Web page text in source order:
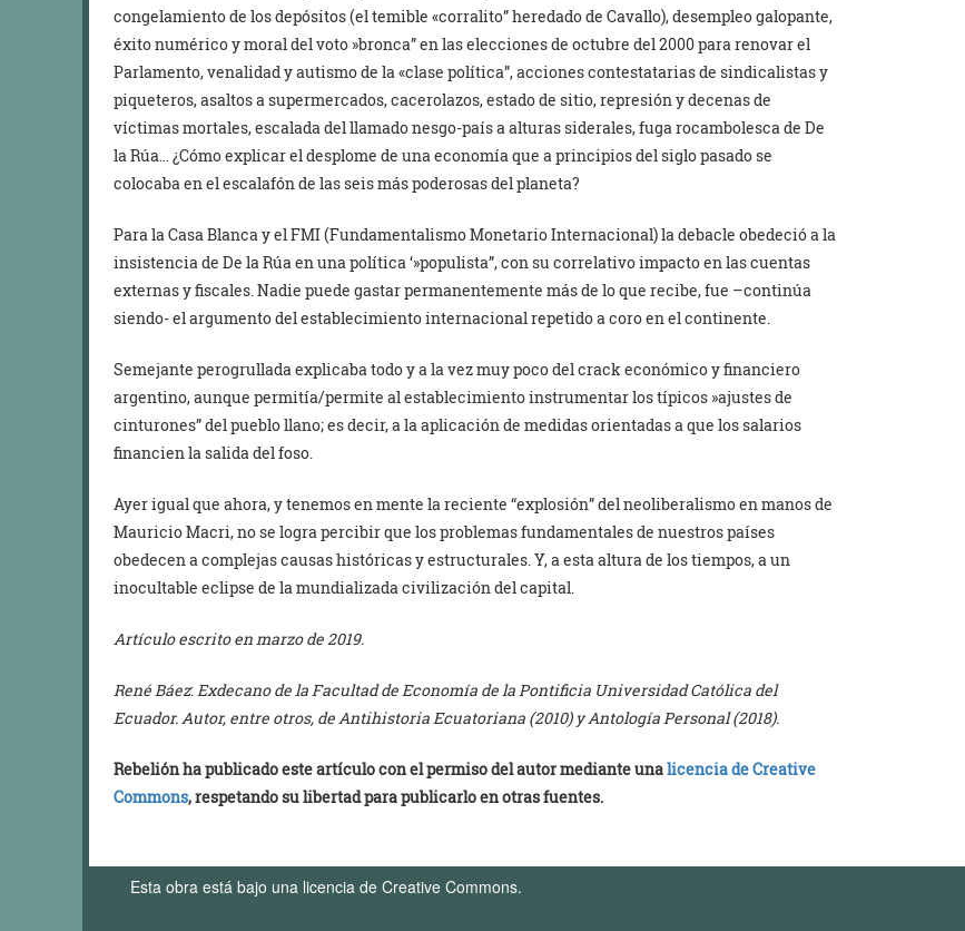
congelamiento de los depósitos (el temible «corralito” heredado de Cavallo), desempleo galopante,
éxito numérico y moral del voto »bronca” en las elecciones de octubre del 2000 para renovar el
Parlamento, venalidad y autismo de la «clase política”, acciones contestatarias de sindicalistas y
piqueteros, asaltos a supermercados, cacerolazos, estado de sitio, represión y decenas de
víctimas mortales, escalada del llamado nesgo-país a alturas siderales, fuga rocambolesca de De
la Rúa… ¿Cómo explicar el desplome de una economía que a principios del siglo pasado se
colocaba en el escalafón de las seis más poderosas del planeta?
Para la Casa Blanca y el FMI (Fundamentalismo Monetario Internacional) la debacle obedeció a la
insistencia de De la Rúa en una política ‘»populista”, con su correlativo impacto en las cuentas
externas y fiscales. Nadie puede gastar permanentemente más de lo que recibe, fue –continúa
siendo- el argumento del establecimiento internacional repetido a coro en el continente.
Semejante perogrullada explicaba todo y a la vez muy poco del crack económico y financiero
argentino, aunque permitía/permite al establecimiento instrumentar los típicos »ajustes de
cinturones” del pueblo llano; es decir, a la aplicación de medidas orientadas a que los salarios
financien la salida del foso.
Ayer igual que ahora, y tenemos en mente la reciente “explosión” del neoliberalismo en manos de
Mauricio Macri, no se logra percibir que los problemas fundamentales de nuestros países
obedecen a complejas causas históricas y estructurales. Y, a esta altura de los tiempos, a un
inocultable eclipse de la mundializada civilización del capital.
Artículo escrito en marzo de 2019.
René Báez:Exdecano de la Facultad de Economía de la Pontificia Universidad Católica del
Ecuador. Autor, entre otros, de Antihistoria Ecuatoriana (2010) y Antología Personal (2018).
Rebelión ha publicado este artículo con el permiso del autor mediante unalicencia de Creative
Commons, respetando su libertad para publicarlo en otras fuentes.
Esta obra está bajo una licencia de Creative Commons.